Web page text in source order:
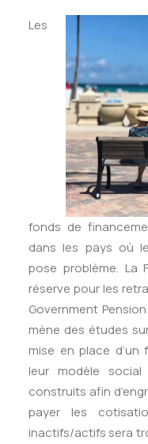
Les
fonds de
dans les pays où
pose problème. La
réserve pour les
Government
mène des études
mise en place
leur modèle
construits afin
payer les
inactifs/actifs sera